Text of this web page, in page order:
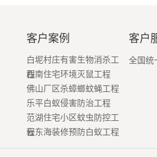
客户案例
白坭村庄有害生物消杀工
程
西南住宅环境灭鼠工程
佛山厂区杀蟑螂蚊蝇工程
乐平白蚁侵害防治工程
范湖住宅小区蚊虫防控工
程
云东海装修预防白蚁工程
客户
全国统